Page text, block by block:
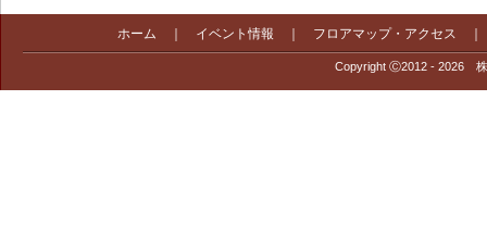
ホーム イベント情報 フロアマップ・アクセス
Copyright Ⓒ2012 - 2026 株